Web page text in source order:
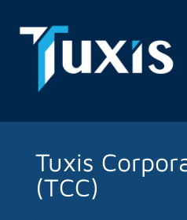
Tuxis
(TCC)